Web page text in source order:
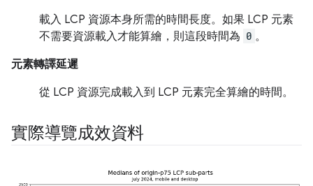
載入 LCP 資源本身所需的時間長度。如果 LCP 元素
不需要資源載入才能算繪，則這段時間為 0 。
元素轉譯延遲
從 LCP 資源完成載入到 LCP 元素完全算繪的時間。
實際導覽成效資料